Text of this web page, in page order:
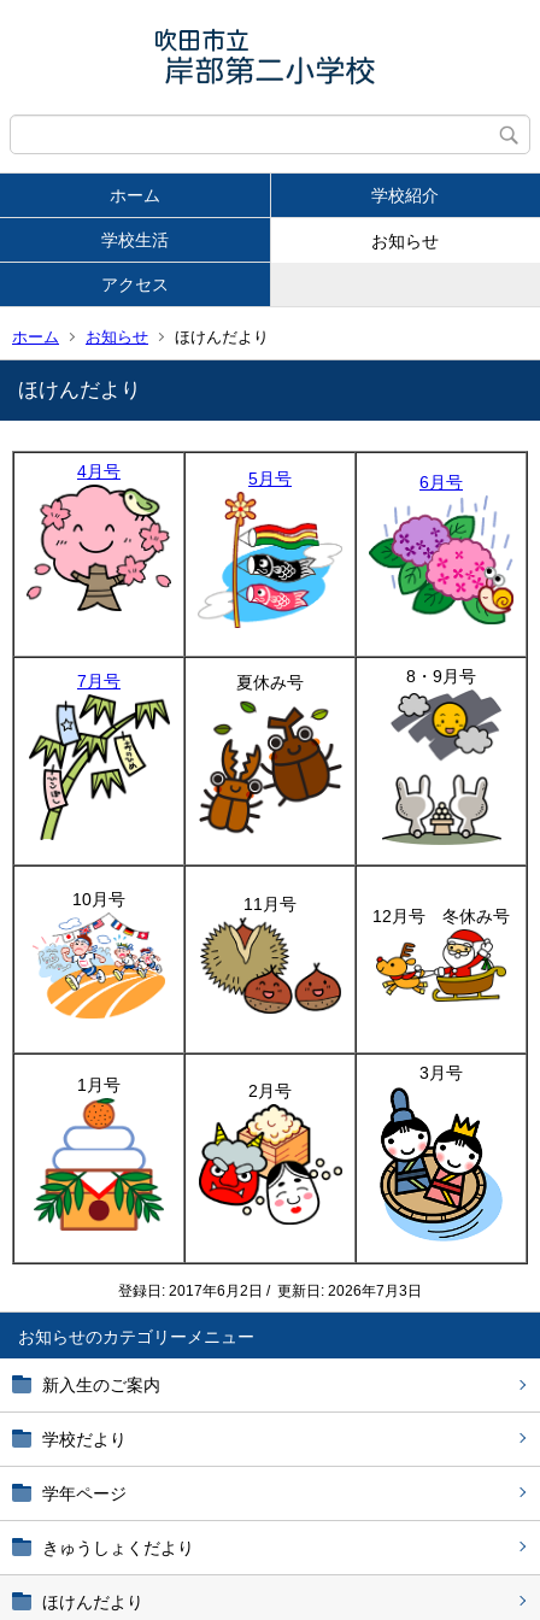
ホーム 学校紹介
学校生活 お知らせ
アクセス
ホーム お知らせ ほけんだより
お知らせ
新入生のご案内
学校だより
学年ページ
きゅうしょくだより
ほけんだより
ほけんだより
4月号 5月号 6月号
7月号 夏休み号 8・9月号
10月号 11月号
12月号 冬休み号
1月号 2月号
3月号
登録日: 2017年6月2日 / 更新日: 2026年7月3日